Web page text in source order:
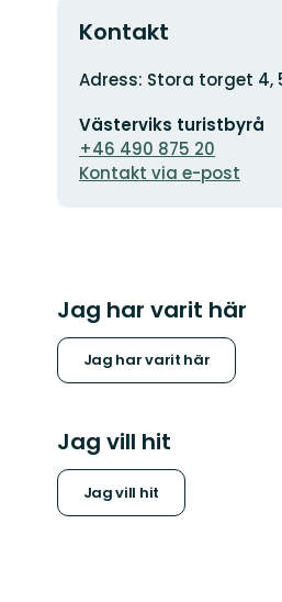
Kontakt
Adress
Adress: Stora torget 4,
postadress
Västerviks turistbyrå
+46 490 875 20
Kontakt via e-post
Jag har varit här
Jag har varit här
Jag vill hit
Jag vill hit